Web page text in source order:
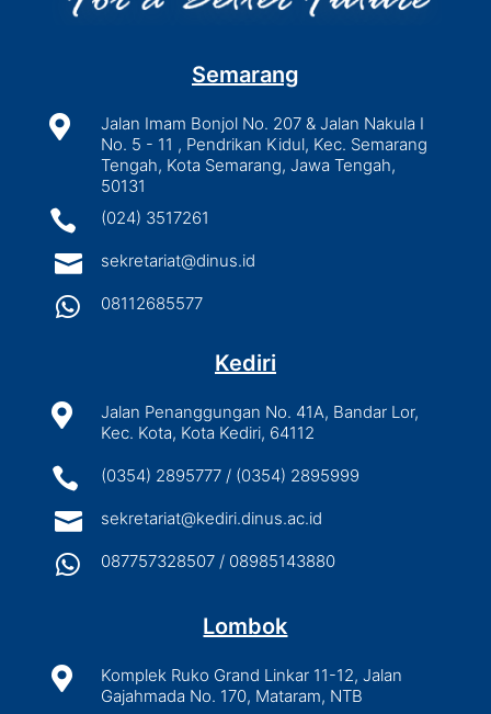
Semarang

Jalan Imam Bonjol No. 207 & Jalan Nakula I
No. 5 - 11 , Pendrikan Kidul, Kec. Semarang
Tengah, Kota Semarang, Jawa Tengah,
50131
 (024) 3517261
 sekretariat@dinus.id
 08112685577
Kediri

Jalan Penanggungan No. 41A, Bandar Lor,
Kec. Kota, Kota Kediri, 64112
 (0354) 2895777 / (0354) 2895999
 sekretariat@kediri.dinus.ac.id
 087757328507 / 08985143880
Lombok

Komplek Ruko Grand Linkar 11-12, Jalan
Gajahmada No. 170, Mataram, NTB